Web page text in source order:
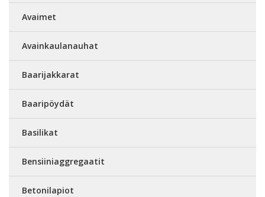
Avaimet
Avainkaulanauhat
Baarijakkarat
Baaripöydät
Basilikat
Bensiiniaggregaatit
Betonilapiot